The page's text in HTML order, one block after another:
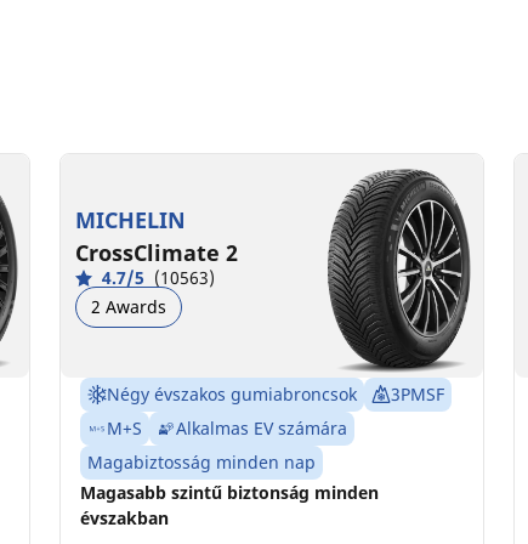
MICHELIN
CrossClimate 2
4.7/5 (10563)
2 Awards
Négy évszakos gumiabroncsok
3PMSF
M+S
Alkalmas EV számára
Magabiztosság minden nap
Magasabb szintű biztonság minden
évszakban